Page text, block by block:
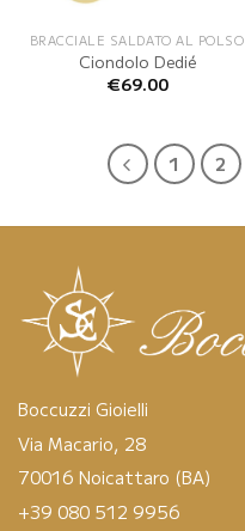
BRACCIALE SALDATO AL POLSO
Ciondolo Dedié
€69.00
1 2
Boccuzzi Gioielli
Via Macario, 28
70016 Noicattaro (BA)
+39 080 512 9956